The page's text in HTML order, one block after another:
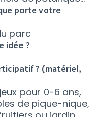
porte votre
parc
idée ?
? (matériel,
pour 0-6 ans,
de pique-nique,